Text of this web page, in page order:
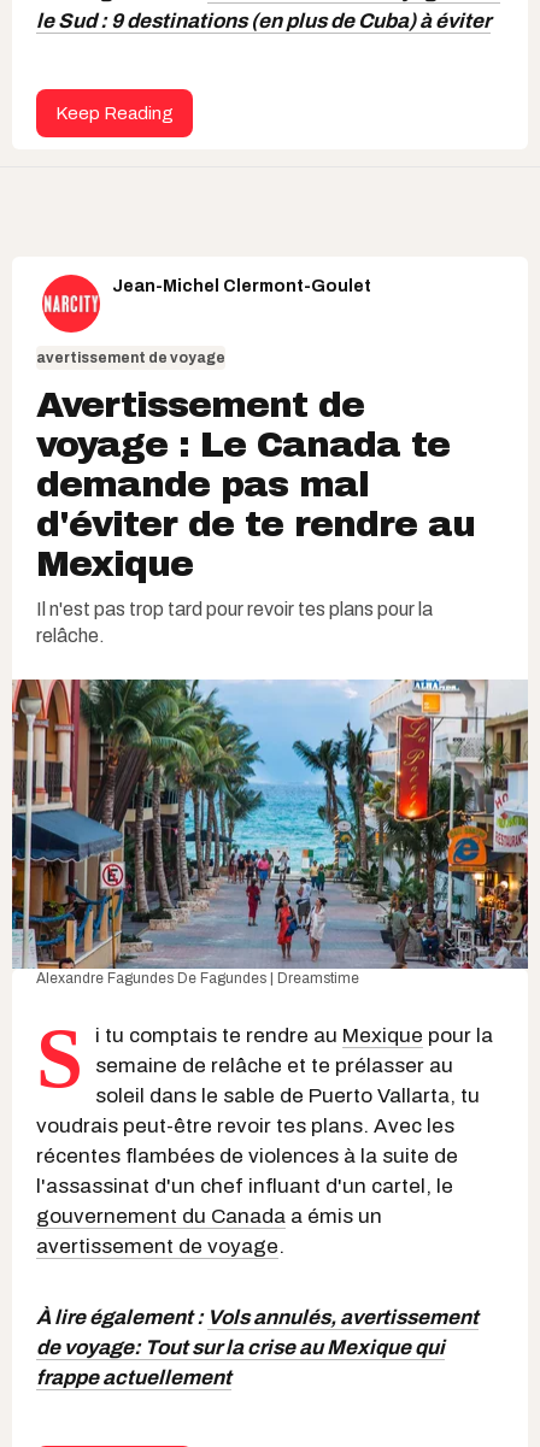
le Sud : 9 destinations (en plus de Cuba) à éviter
Keep Reading
Jean-Michel Clermont-Goulet
avertissement de voyage
Avertissement de
voyage : Le Canada te
demande pas mal
d'éviter de te rendre au
Mexique
Il n'est pas trop tard pour revoir tes plans pour la
relâche.
Alexandre Fagundes De Fagundes | Dreamstime
S i tu comptais te rendre au Mexique pour la
semaine de relâche et te prélasser au
soleil dans le sable de Puerto Vallarta, tu
voudrais peut-être revoir tes plans. Avec les
récentes flambées de violences à la suite de
l'assassinat d'un chef influant d'un cartel, le
gouvernement du Canada a émis un
avertissement de voyage.
À lire également : Vols annulés, avertissement
de voyage: Tout sur la crise au Mexique qui
frappe actuellement